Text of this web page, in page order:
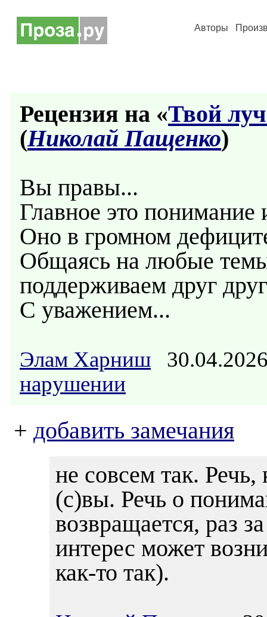
Авторы
Рецензия на «Твой
(Николай Пащенко)
Вы правы...
Главное это
Оно в громном
Общаясь на любые
поддерживаем друг
С уважением...
Элам Харниш
нарушении
+ добавить замечания
не совсем так.
(с)вы. Речь о
возвращается, раз
интерес может
как-то так).